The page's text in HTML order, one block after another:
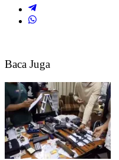
Baca Juga